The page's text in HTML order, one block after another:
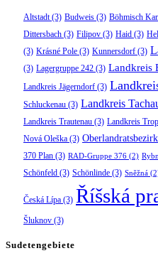
Altstadt (3) Budweis (3) Böhmisch
Dittersbach (3) Filipov (3) Haid (3)
(3) Krásné Pole (3) Kunnersdorf (3)
(3) Lagergruppe 242 (3) Landkreis
Landkreis Jägerndorf (3)
Schluckenau (3) Landkreis
Landkreis Trautenau (3) Landkreis
Nová Oleška (3)
370 Plan (3) RAD-Gruppe 376 (2)
Schönfeld (3) Schönlinde (3) Sněžná
Česká Lípa (3) Říšská
Šluknov (3)
Sudetengebiete